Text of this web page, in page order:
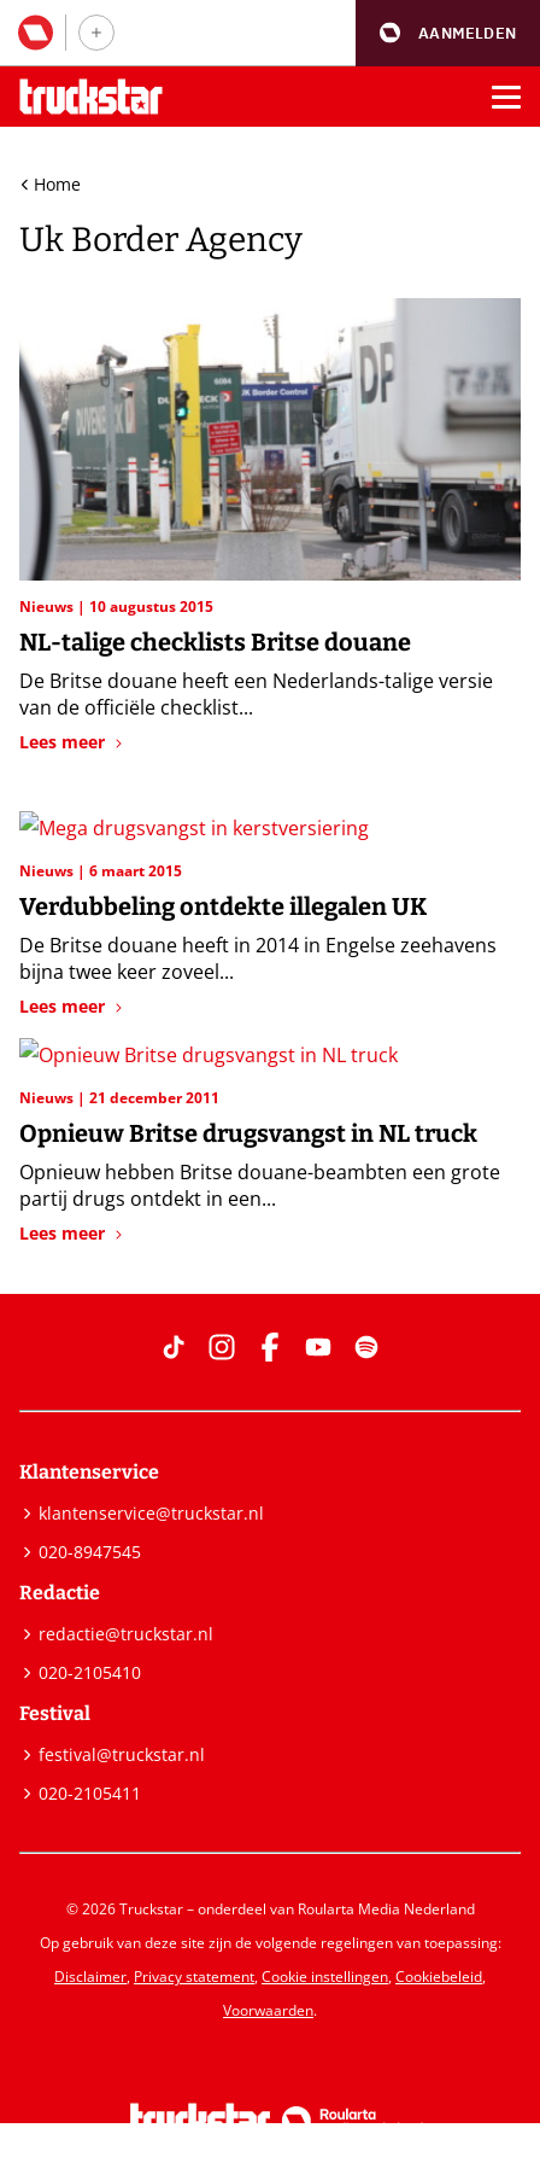
AANMELDEN
Home
Uk Border Agency
Nieuws 10 augustus 2015
NL-talige checklists Britse douane
De Britse douane heeft een Nederlands-talige versie
van de officiële checklist...
Lees meer
Nieuws 6 maart 2015
Verdubbeling ontdekte illegalen UK
De Britse douane heeft in 2014 in Engelse zeehavens
bijna twee keer zoveel...
Lees meer
Nieuws 21 december 2011
Opnieuw Britse drugsvangst in NL truck
Opnieuw hebben Britse douane-beambten een grote
partij drugs ontdekt in een...
Lees meer
Klantenservice
klantenservice@truckstar.nl
020-8947545
Redactie
redactie@truckstar.nl
020-2105410
Festival
festival@truckstar.nl
020-2105411
© 2026 Truckstar – onderdeel van Roularta Media Nederland
Op gebruik van deze site zijn de volgende regelingen van toepassing:
Disclaimer, Privacy statement,Cookie instellingen,Cookiebeleid,
Voorwaarden.